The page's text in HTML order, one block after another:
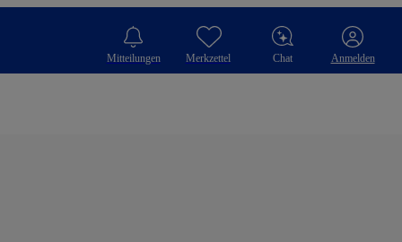
Mitteilungen Merkzettel Chat Anmelden